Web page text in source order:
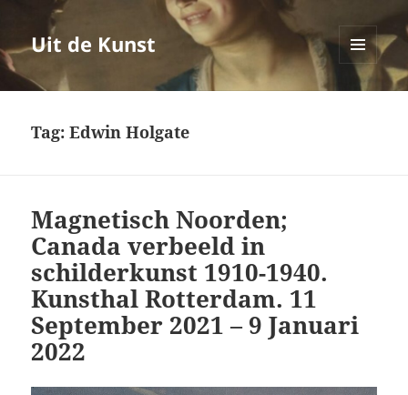
Uit de Kunst
MENU
EN
Tag:Edwin Holgate
Magnetisch Noorden;
Canada verbeeld in
schilderkunst 1910-1940.
Kunsthal Rotterdam. 11
September 2021 – 9 Januari
2022